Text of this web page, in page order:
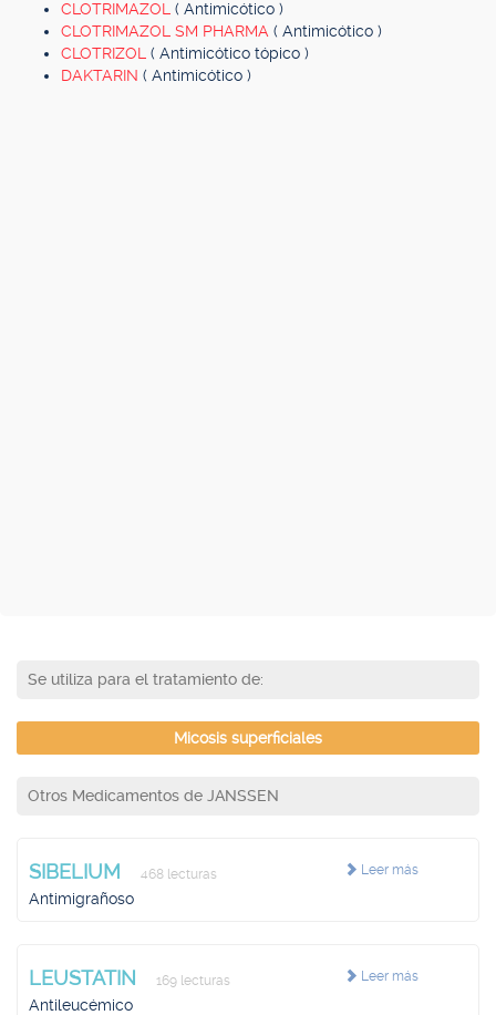
CLOTRIMAZOL ( Antimicótico )
CLOTRIMAZOL SM PHARMA ( Antimicótico )
CLOTRIZOL ( Antimicótico tópico )
DAKTARIN ( Antimicótico )
Se utiliza para el tratamiento de:
Micosis superficiales
Otros Medicamentos de JANSSEN
Leer más
SIBELIUM 468 lecturas
Antimigrañoso
Leer más
LEUSTATIN 169 lecturas
Antileucémico